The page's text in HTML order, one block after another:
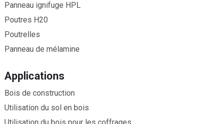
Panneau ignifuge HPL
Poutres H20
Poutrelles
Panneau de mélamine
Applications
Bois de construction
Utilisation du sol en bois